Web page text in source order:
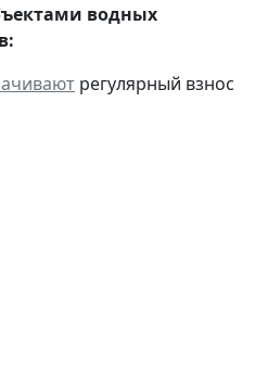
водных
регулярный взнос